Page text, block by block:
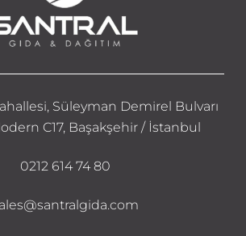
Süleyman Demirel Bulvarı
C17, Başakşehir / İstanbul
0212 614 74 80